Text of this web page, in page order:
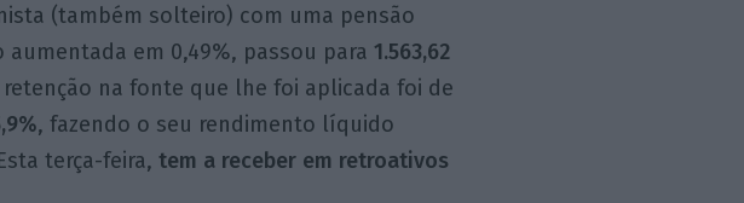
(também solteiro) com uma pensão
em 0,49%, passou para 1.563,62
na fonte que lhe foi aplicada foi de
, fazendo o seu rendimento líquido
terça-feira, tem a receber em retroativos